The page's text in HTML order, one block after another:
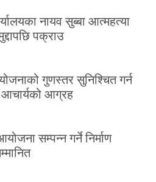
नायव सुब्बा आत्महत्या
पक्राउ
गुणस्तर सुनिश्चित गर्न
आचार्यको आग्रह
सम्पन्न गर्ने निर्माण